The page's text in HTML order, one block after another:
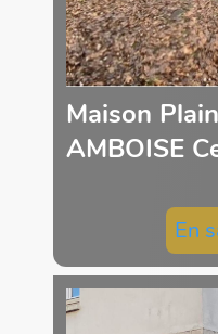
Maison
AMBOISE
En